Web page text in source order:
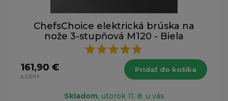
ChefsChoice elektrická brúska na
nože 3-stupňová M120 - Biela
161,90 €
s DPH
Pridať do košíka
Skladom, utorok 11. 8. u vás